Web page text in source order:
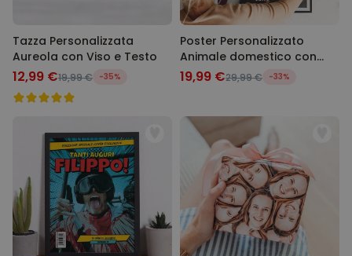
Tazza Personalizzata
Aureola con Viso e Testo
12,99 €19,99 € -35%
Poster Personalizzato
Animale domestico con
Costume
19,99 €29,99 € -33%